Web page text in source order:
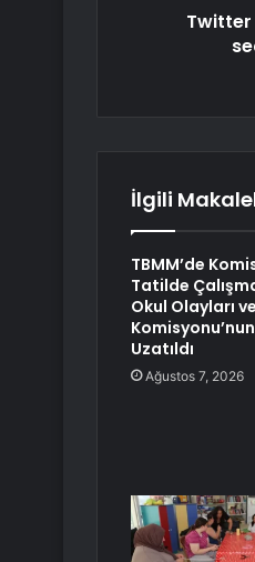
Twitter
İlgili
TBMM’de
Tatilde
Okul Olayları
Uzatıldı
Ağustos 7, 2026